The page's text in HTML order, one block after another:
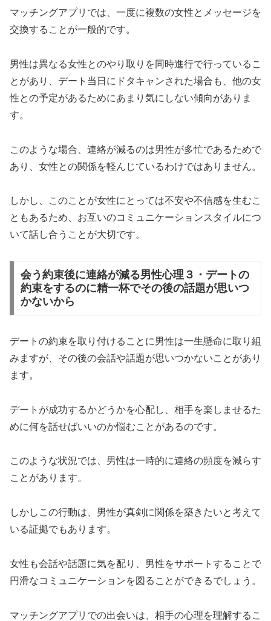
マッチングアプリでは、一度に複数の女性とメッセージを
交換することが一般的です。
男性は異なる女性とのやり取りを同時進行で行っているこ
とがあり、デート当日にドタキャンされた場合も、他の女
性との予定があるためにあまり気にしない傾向がありま
す。
このような場合、連絡が減るのは男性が多忙であるためで
あり、女性との関係を軽んじているわけではありません。
しかし、このことが女性にとっては不安や不信感を生むこ
ともあるため、お互いのコミュニケーションスタイルにつ
いて話し合うことが大切です。
会う約束後に連絡が減る男性心理３・デートの
約束をするのに精一杯でその後の話題が思いつ
かないから
デートの約束を取り付けることに男性は一生懸命に取り組
みますが、その後の会話や話題が思いつかないことがあり
ます。
デートが成功するかどうかを心配し、相手を楽しませるた
めに何を話せばいいのか悩むことがあるのです。
このような状況では、男性は一時的に連絡の頻度を減らす
ことがあります。
しかしこの行動は、男性が真剣に関係を築きたいと考えて
いる証拠でもあります。
女性も会話や話題に気を配り、男性をサポートすることで
円滑なコミュニケーションを図ることができるでしょう。
マッチングアプリでの出会いは、相手の心理を理解するこ